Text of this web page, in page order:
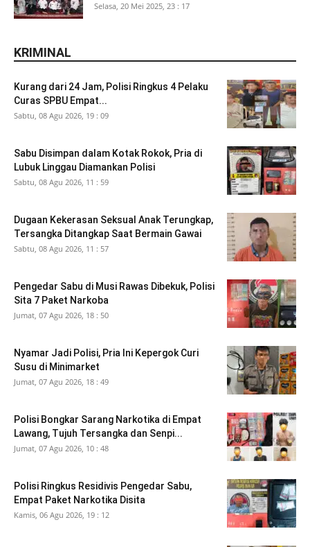
Selasa, 20 Mei 2025, 23 : 17
KRIMINAL
Kurang dari 24 Jam, Polisi Ringkus 4 Pelaku
Curas SPBU Empat...
Sabtu, 08 Agu 2026, 19 : 09
Sabu Disimpan dalam Kotak Rokok, Pria di
Lubuk Linggau Diamankan Polisi
Sabtu, 08 Agu 2026, 11 : 59
Dugaan Kekerasan Seksual Anak Terungkap,
Tersangka Ditangkap Saat Bermain Gawai
Sabtu, 08 Agu 2026, 11 : 57
Pengedar Sabu di Musi Rawas Dibekuk, Polisi
Sita 7 Paket Narkoba
Jumat, 07 Agu 2026, 18 : 50
Nyamar Jadi Polisi, Pria Ini Kepergok Curi
Susu di Minimarket
Jumat, 07 Agu 2026, 18 : 49
Polisi Bongkar Sarang Narkotika di Empat
Lawang, Tujuh Tersangka dan Senpi...
Jumat, 07 Agu 2026, 10 : 48
Polisi Ringkus Residivis Pengedar Sabu,
Empat Paket Narkotika Disita
Kamis, 06 Agu 2026, 19 : 12